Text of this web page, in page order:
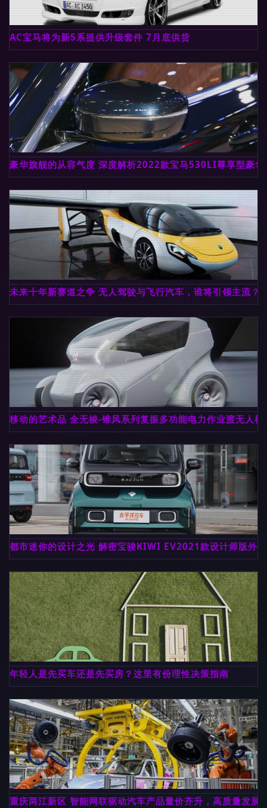
AC宝马将为新5系提供升级套件 7月底供货
豪华旗舰的从容气度 深度解析2022款宝马530LI尊享型豪华
未来十年新赛道之争 无人驾驶与飞行汽车，谁将引领主流？
移动的艺术品 全无棱-锥风系列复振多功能电力作业渡无人
都市迷你的设计之光 解密宝骏KIWI EV2021款设计师版外
年轻人是先买车还是先买房？这里有份理性决策指南
重庆两江新区 智能网联驱动汽车产品量价齐升，高质量发展